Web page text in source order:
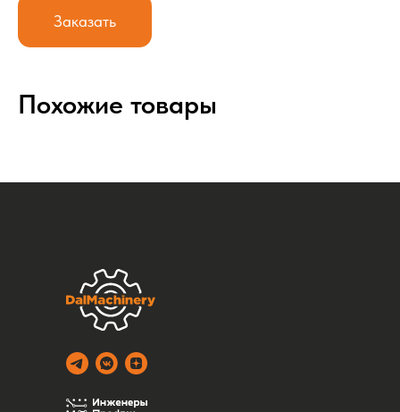
Заказать
Похожие товары